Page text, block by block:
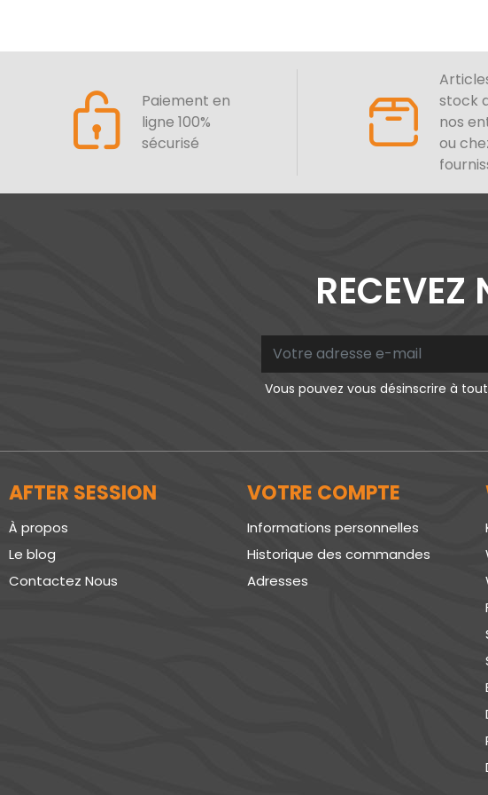
Paiement en
ligne 100%
sécurisé
stock
nos
ou
RECEVEZ
Vous pouvez vous désinscrire à
AFTER SESSION
À propos
Le blog
Contactez Nous
VOTRE COMPTE
Informations personnelles
Historique des commandes
Adresses